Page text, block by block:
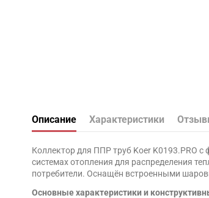
Описание Характеристики
Коллектор для ППР труб Koer K0193.PRO
системах отопления для распределения
потребители. Оснащён встроенными
Основные характеристики и